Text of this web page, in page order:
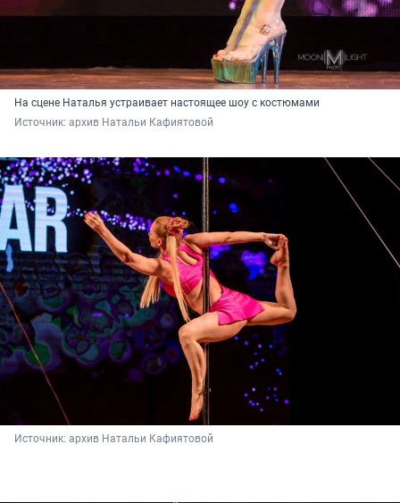
На сцене Наталья устраивает настоящее шоу с костюмами
Источник: архив Натальи Кафиятовой
Источник: архив Натальи Кафиятовой